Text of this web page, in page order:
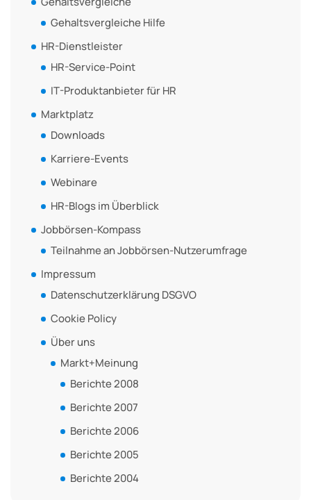
Gehaltsvergleiche Hilfe
HR-Dienstleister
HR-Service-Point
IT-Produktanbieter für HR
Marktplatz
Downloads
Karriere-Events
Webinare
HR-Blogs im Überblick
Jobbörsen-Kompass
Teilnahme an Jobbörsen-Nutzerumfrage
Impressum
Datenschutzerklärung DSGVO
Cookie Policy
Über uns
Markt+Meinung
Berichte 2008
Berichte 2007
Berichte 2006
Berichte 2005
Berichte 2004